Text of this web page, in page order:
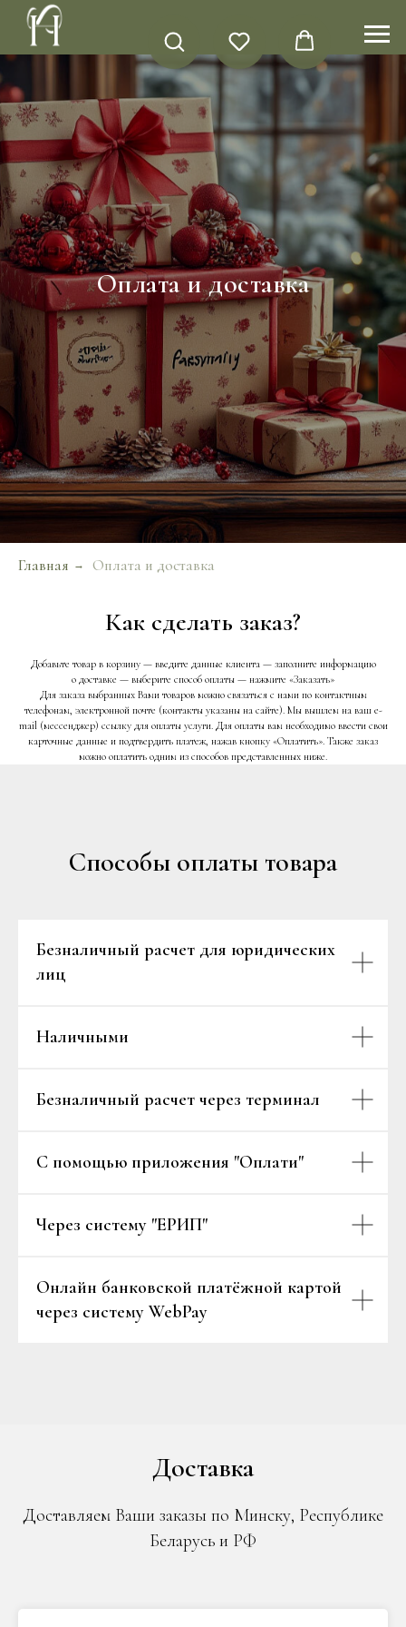
Оплата и доставка
Главная → Оплата и доставка
Как сделать заказ?
Добавьте товар в корзину — введите данные клиента — заполните информацию
о доставке — выберите способ оплаты — нажмите «Заказать»
Для заказа выбранных Вами товаров можно связаться с нами по контактным
телефонам, электронной почте (контакты указаны на сайте). Мы вышлем на ваш e-
mail (мессенджер) ссылку для оплаты услуги. Для оплаты вам необходимо ввести свои
карточные данные и подтвердить платеж, нажав кнопку «Оплатить». Также заказ
можно оплатить одним из способов представленных ниже.
Способы оплаты товара
Безналичный расчет для юридических
лиц
Наличными
Безналичный расчет через терминал
С помощью приложения "Оплати"
Через систему "ЕРИП"
Онлайн банковской платёжной картой
через систему WebPay
Доставка
Доставляем Ваши заказы по Минску, Республике
Беларусь и РФ